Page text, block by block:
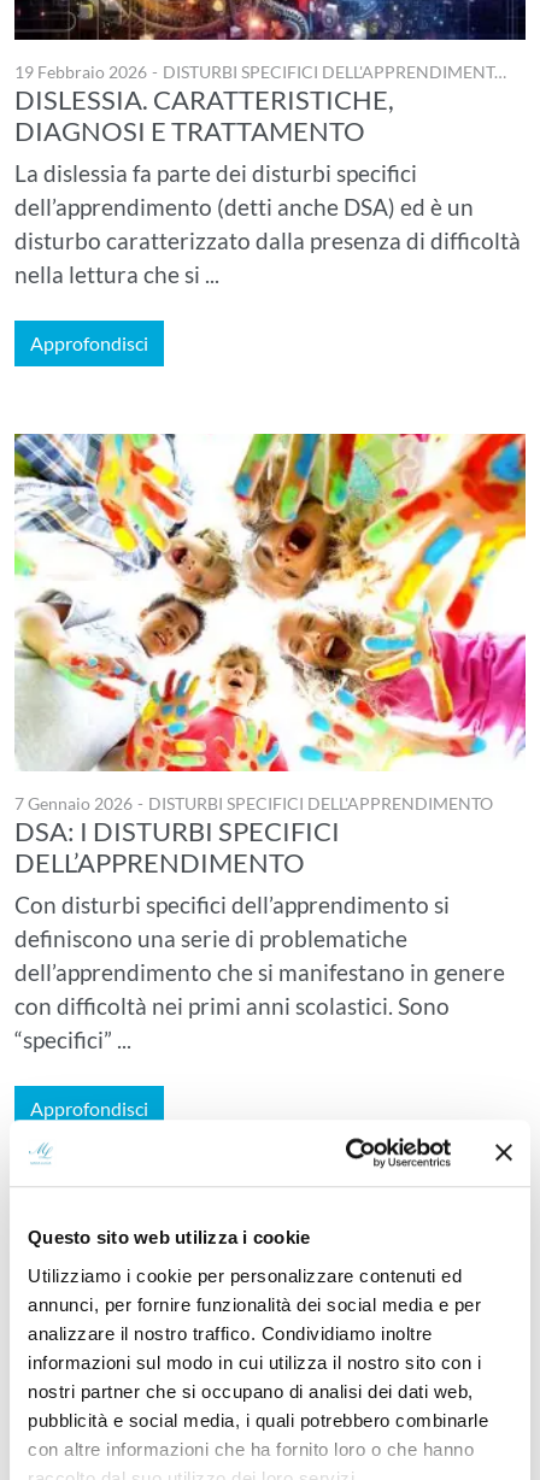
Questo sito web utilizza i cookie
Utilizziamo i cookie per personalizzare contenuti ed
annunci, per fornire funzionalità dei social media e per
analizzare il nostro traffico. Condividiamo inoltre
informazioni sul modo in cui utilizza il nostro sito con i
nostri partner che si occupano di analisi dei dati web,
pubblicità e social media, i quali potrebbero combinarle
con altre informazioni che ha fornito loro o che hanno
19 Febbraio 2026 - DISTURBI SPECIFICI DELL'APPRENDIMENTO
DISLESSIA. CARATTERISTICHE,
DIAGNOSI E TRATTAMENTO
La dislessia fa parte dei disturbi specifici
dell’apprendimento (detti anche DSA) ed è un
disturbo caratterizzato dalla presenza di difficoltà
nella lettura che si ...
Approfondisci
7 Gennaio 2026 - DISTURBI SPECIFICI DELL'APPRENDIMENTO
DSA: I DISTURBI SPECIFICI
DELL’APPRENDIMENTO
Con disturbi specifici dell’apprendimento si
definiscono una serie di problematiche
dell’apprendimento che si manifestano in genere
con difficoltà nei primi anni scolastici. Sono
“specifici” ...
Approfondisci
Se cerchi un professionista per un percorso o visita
ambulatoriale, online o in presenza, contatta il
poliambulatorio
CERCA